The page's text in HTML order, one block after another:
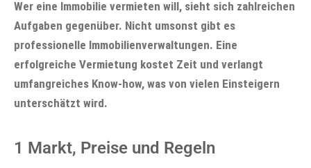
Wer eine Immobilie vermieten will, sieht sich zahlreichen
Aufgaben gegenüber. Nicht umsonst gibt es
professionelle Immobilienverwaltungen. Eine
erfolgreiche Vermietung kostet Zeit und verlangt
umfangreiches Know-how, was von vielen Einsteigern
unterschätzt wird.
1 Markt, Preise und Regeln